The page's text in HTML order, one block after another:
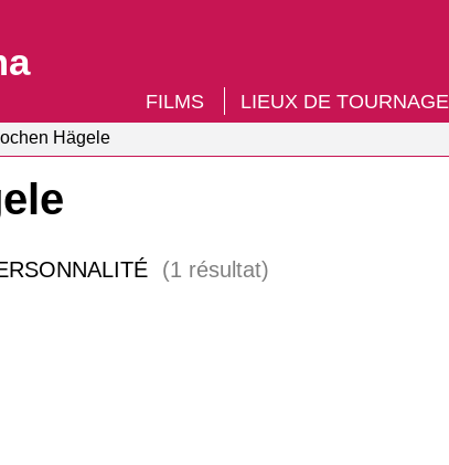
FILMS LIEUX DE TOURNAGE
Hägele
(1 résultat)